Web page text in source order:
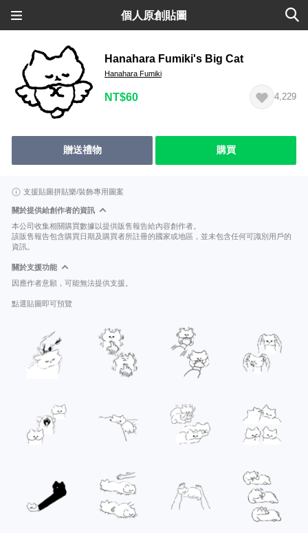
個人原創貼圖
Hanahara Fumiki's Big Cat
Hanahara Fumiki
NT$60 4,229
贈送禮物 購買
支援貼圖拼貼樂/裝飾專用圖案
關於提供給創作者的資訊
本公司收集相關購買數據以提供販售報告給內容創作者。
該販售報告包含購買日期及購買者所註冊的國家或地區，並未包含任何可識別用戶的
資訊。
關於支援功能
因應作者意願，可能無法提供支援。
點選貼圖即可預覽